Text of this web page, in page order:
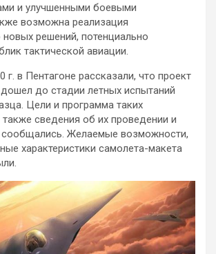
и улучшенными боевыми
возможна реализация
новых решений, потенциально
тактической авиации.
г. в Пентагоне рассказали, что проект
до стадии летных испытаний
Цели и программа таких
также сведения об их проведении и
сообщались. Желаемые возможности,
характеристики самолета-макета